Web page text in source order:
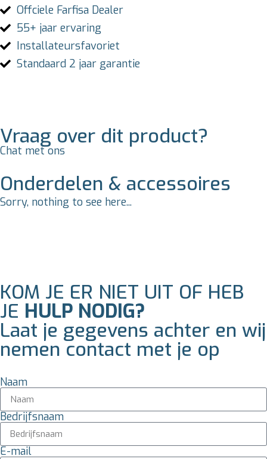
Offciele Farfisa Dealer
55+ jaar ervaring
Installateursfavoriet
Standaard 2 jaar garantie
Vraag over dit product?
Chat met ons
Onderdelen & accessoires
Sorry, nothing to see here...
KOM JE ER NIET UIT OF HEB
JE HULP NODIG?
Laat je gegevens achter en wij
nemen contact met je op
Naam
Bedrijfsnaam
E-mail